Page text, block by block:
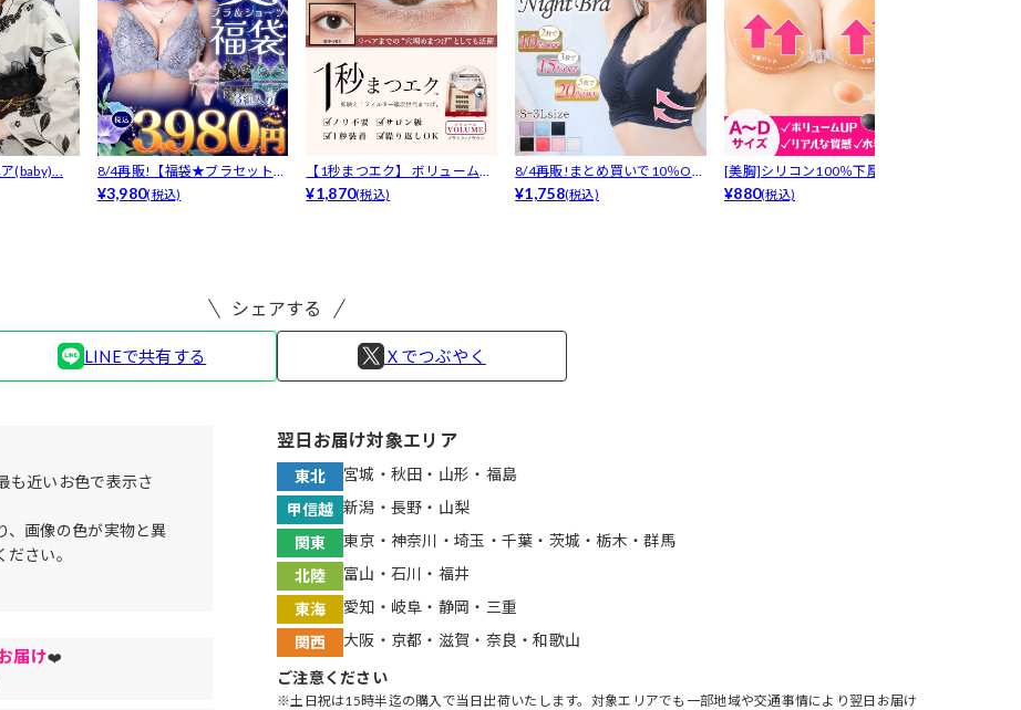
(baby)...
8/4再販!【福袋★ブラセット3
点入】...
¥3,980(税込)
【1秒まつエク】 ボリュームタ
イプ ブ...
¥1,870(税込)
8/4再販!まとめ買いで10％OF
F！...
¥1,758(税込)
[美胸]シリコン100％下厚プッ
シュア...
¥880(税込)
シェアする
LINEで共有する Ｘでつぶやく
も近いお色で表示さ
、画像の色が実物と異
さい。
届け❤️
翌日お届け対象エリア
東北
宮城・秋田・山形・福島
甲信越 新潟・長野・山梨
関東
東京・神奈川・埼玉・千葉・茨城・栃木・群馬
北陸
富山・石川・福井
東海
愛知・岐阜・静岡・三重
関西
大阪・京都・滋賀・奈良・和歌山
ご注意ください
※土日祝は15時半迄の購入で当日出荷いたします。対象エリアでも一部地域や交通事情により翌日お届け